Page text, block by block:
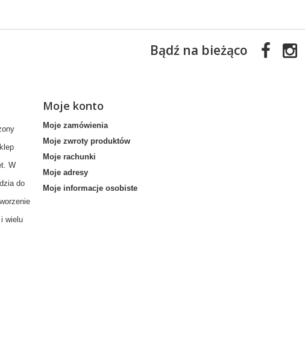
Bądź na bieżąco
W
do
wielu
Moje konto
Moje zamówienia
Moje zwroty produktów
Moje rachunki
Moje adresy
Moje informacje osobiste